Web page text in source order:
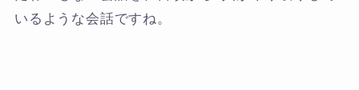
いるような会話ですね。